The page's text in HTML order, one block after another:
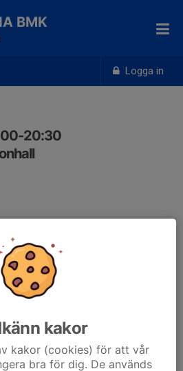
Logga in
BMK
20:30
kakor
kakor (cookies) för att vår
bra för dig. De används